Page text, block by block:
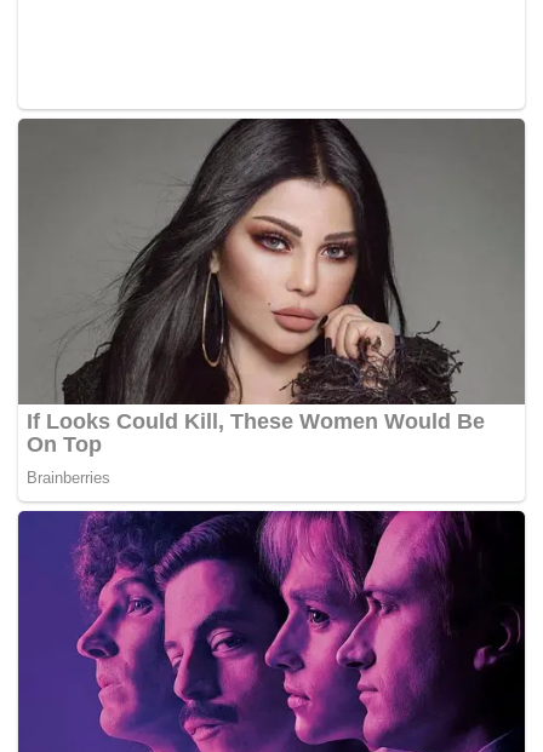
Di samping itu, Ahmad berkata Alumni peserta pidato Piala
Presiden yang kini mempunyai seramai 450 ahli juga akan
digunakan sebaiknya bagi memantapkan dan menggilap
keterampilan serta kemahiran berpidato ahlinya menerusi
penganjuran seminar pengucapan awam.
Beliau berkata ini adalah penting sebagai usaha
meningkatkan lagi bilangan pakar pemidato dan
penceramah handal dalam kalangan anggtota UMNO.
Mengenai Pidato Piala Presiden UMNO, Ahmad berkata
juara pertandingan akhir peringkat kebangsaan akan
menerima hadiah wang tunai RM20,000, naib johan
(RM15,000) sementara tempat ketiga (RM10,000) berserta
piala iringan. – BERNAMA